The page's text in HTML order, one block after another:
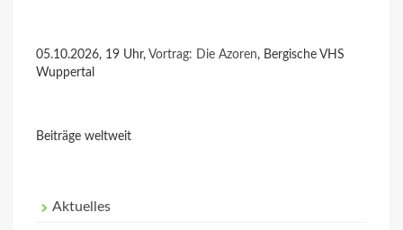
05.10.2026, 19 Uhr, Vortrag: Die Azoren, Bergische VHS
Wuppertal
Beiträge weltweit
Aktuelles